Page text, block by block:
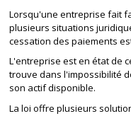
Lorsqu'une entreprise fait
plusieurs situations
cessation des paiements
L'entreprise est en état de
trouve dans l'impossibilité
son actif disponible.
La loi offre plusieurs